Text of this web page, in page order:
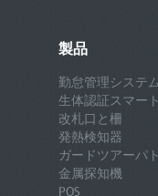
製品
勤怠管理システ
生体認証スマー
改札口と柵
発熱検知器
ガードツアーパ
金属探知機
POS